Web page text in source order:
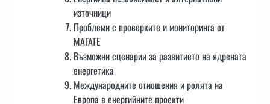
източници
Проблеми с проверките и мониторинга от
МАГАТЕ
Възможни сценарии за развитието на ядрената
енергетика
Международните отношения и ролята на
Европа в енергийните проекти